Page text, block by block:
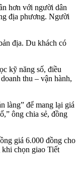
hơn với người dân
địa phương. Người
địa. Du khách có
kỹ năng số, điều
thu – vận hành,
làng” để mang lại giá
ông chia sẻ, đồng
giá 6.000 đồng cho
chọn giao Tiết